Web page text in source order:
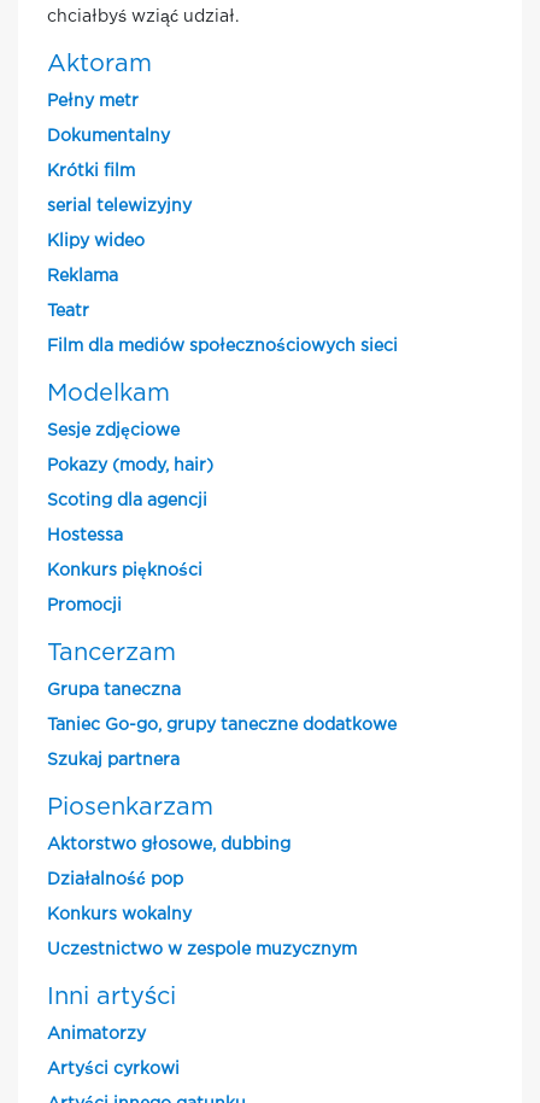
chciałbyś wziąć udział.
Aktoram
Pełny metr
Dokumentalny
Krótki film
serial telewizyjny
Klipy wideo
Reklama
Teatr
Film dla mediów społecznościowych sieci
Modelkam
Sesje zdjęciowe
Pokazy (mody, hair)
Scoting dla agencji
Hostessa
Konkurs piękności
Promocji
Tancerzam
Grupa taneczna
Taniec Go-go, grupy taneczne dodatkowe
Szukaj partnera
Piosenkarzam
Aktorstwo głosowe, dubbing
Działalność pop
Konkurs wokalny
Uczestnictwo w zespole muzycznym
Inni artyści
Animatorzy
Artyści cyrkowi